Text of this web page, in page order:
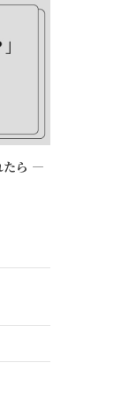
たら ―